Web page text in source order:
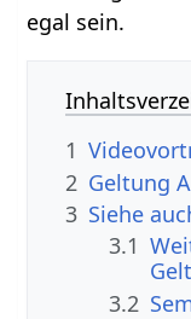
egal sein.
1
2
3 Siehe
3.1
3.2